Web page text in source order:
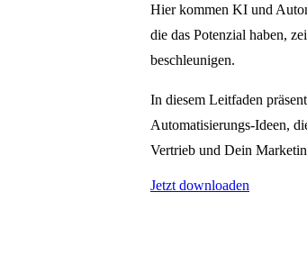
Hier kommen KI und
die das Potenzial haben,
beschleunigen.
In diesem Leitfaden
Automatisierungs-Ideen,
Vertrieb und Dein
Jetzt downloaden